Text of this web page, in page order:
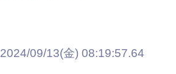
2024/09/13(金) 08:19:57.64